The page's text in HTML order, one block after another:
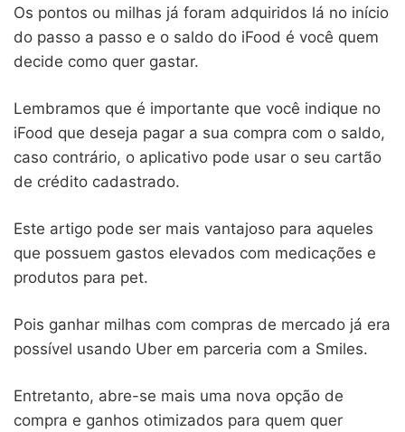
Os pontos ou milhas já foram adquiridos lá no início
do passo a passo e o saldo do iFood é você quem
decide como quer gastar.
Lembramos que é importante que você indique no
iFood que deseja pagar a sua compra com o saldo,
caso contrário, o aplicativo pode usar o seu cartão
de crédito cadastrado.
Este artigo pode ser mais vantajoso para aqueles
que possuem gastos elevados com medicações e
produtos para pet.
Pois ganhar milhas com compras de mercado já era
possível usando Uber em parceria com a Smiles.
Entretanto, abre-se mais uma nova opção de
compra e ganhos otimizados para quem quer